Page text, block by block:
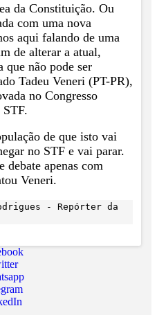
da Constituição. Ou
com uma nova
aqui falando de uma
de alterar a atual,
que não pode ser
Tadeu Veneri (PT-PR),
no Congresso
STF.
de que isto vai
no STF e vai parar.
debate apenas com
Veneri.
- Repórter da